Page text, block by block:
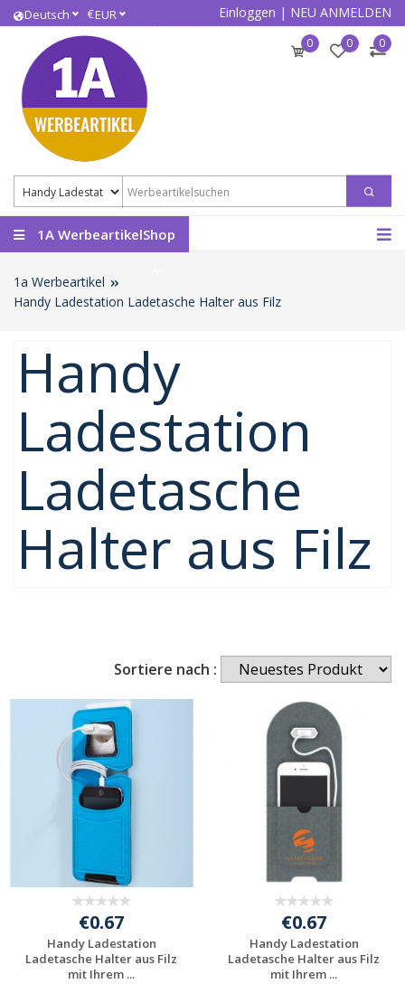
Deutsch €EUR Einloggen | NEU ANMELDEN
0 0 0
1A WerbeartikelShop
1a Werbeartikel
Handy Ladestation Ladetasche Halter aus Filz
Handy
Ladestation
Ladetasche
Halter aus Filz
Sortiere nach :
€0.67
Handy Ladestation
Ladetasche Halter aus Filz
mit Ihrem ...
€0.67
Handy Ladestation
Ladetasche Halter aus Filz
mit Ihrem ...